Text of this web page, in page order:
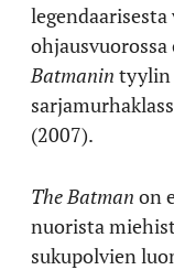
ohjausvuorossa
Batmanin tyylin
(2007).
The Batman on
nuorista
sukupolvien